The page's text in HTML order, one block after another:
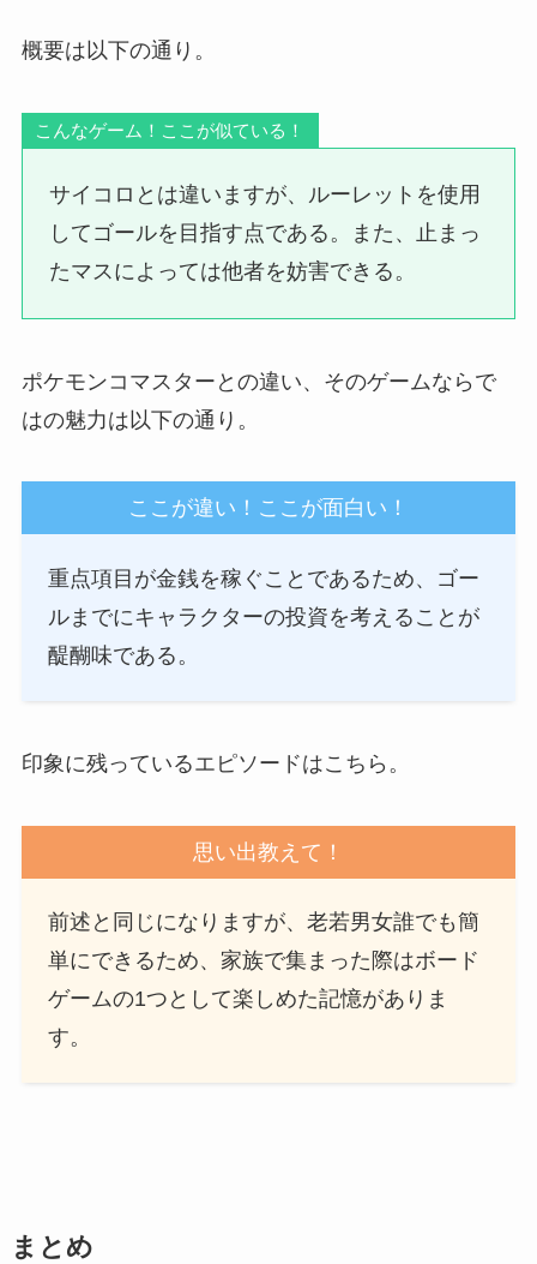
概要は以下の通り。
こんなゲーム！ここが似ている！
サイコロとは違いますが、ルーレットを使用
してゴールを目指す点である。また、止まっ
たマスによっては他者を妨害できる。
ポケモンコマスターとの違い、そのゲームならで
はの魅力は以下の通り。
ここが違い！ここが面白い！
重点項目が金銭を稼ぐことであるため、ゴー
ルまでにキャラクターの投資を考えることが
醍醐味である。
印象に残っているエピソードはこちら。
思い出教えて！
前述と同じになりますが、老若男女誰でも簡
単にできるため、家族で集まった際はボード
ゲームの1つとして楽しめた記憶がありま
す。
まとめ